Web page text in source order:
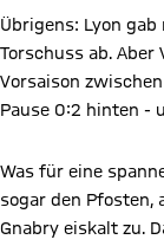
Übrigens: Lyon
Torschuss ab.
Vorsaison
Pause 0:2 hinten -
Was für eine
sogar den Pfosten,
Gnabry eiskalt zu.